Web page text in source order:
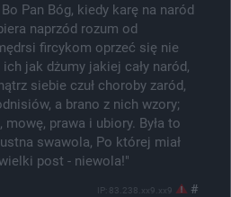
Pan Bóg, kiedy karę na naród
naprzód rozum od
fircykom oprzeć się nie
jak dżumy jakiej cały naród,
siebie czuł choroby zaród,
a brano z nich wzory;
prawa i ubiory. Była to
swawola, Po której miał
post - niewola!"
IP: 83.238.xx9.xx9 #